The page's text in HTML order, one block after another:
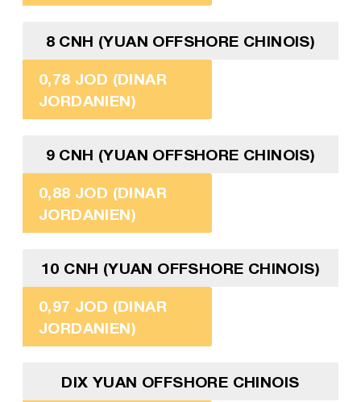
8 CNH (YUAN OFFSHORE CHINOIS)
0,78 JOD (DINAR
JORDANIEN)
9 CNH (YUAN OFFSHORE CHINOIS)
0,88 JOD (DINAR
JORDANIEN)
10 CNH (YUAN OFFSHORE CHINOIS)
0,97 JOD (DINAR
JORDANIEN)
DIX YUAN OFFSHORE CHINOIS